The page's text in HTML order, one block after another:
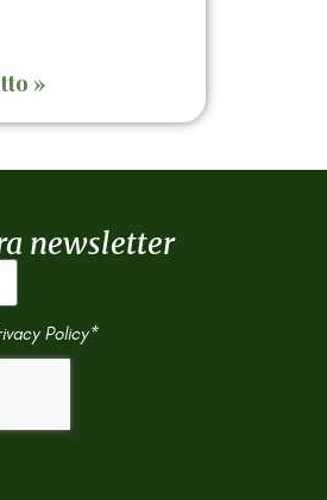
»
newsletter
Policy*